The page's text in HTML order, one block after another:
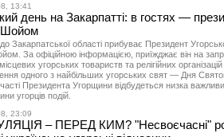
13:41
день на Закарпатті: в гостях —
Закарпатської області прибуває Президент
За офіційною інформацією, приїжджає він на
угорських товариств та релігійних
одного з найбільших угорських свят — Дня
Президента Угорщини відбудеться низка
угорців подій.
23:09
– ПЕРЕД КИМ? "Несвоєчасні"